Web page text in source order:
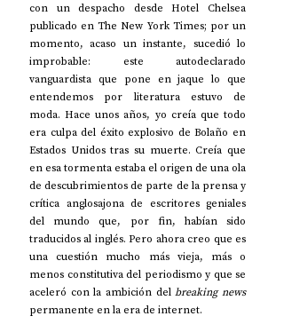
con un despacho desde Hotel Chelsea
publicado en The New York Times; por un
momento, acaso un instante, sucedió lo
improbable: este autodeclarado
vanguardista que pone en jaque lo que
entendemos por literatura estuvo de
moda. Hace unos años, yo creía que todo
era culpa del éxito explosivo de Bolaño en
Estados Unidos tras su muerte. Creía que
en esa tormenta estaba el origen de una ola
de descubrimientos de parte de la prensa y
crítica anglosajona de escritores geniales
del mundo que, por fin, habían sido
traducidos al inglés. Pero ahora creo que es
una cuestión mucho más vieja, más o
menos constitutiva del periodismo y que se
aceleró con la ambición del breaking news
permanente en la era de internet.